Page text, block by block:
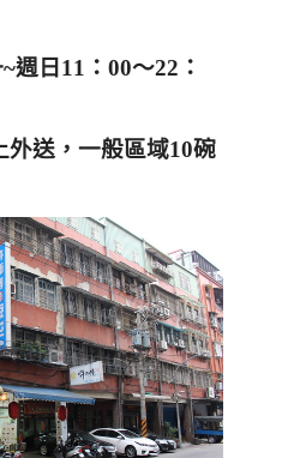
~週日 11 ： 00～22 ：
外送，一般區域10碗